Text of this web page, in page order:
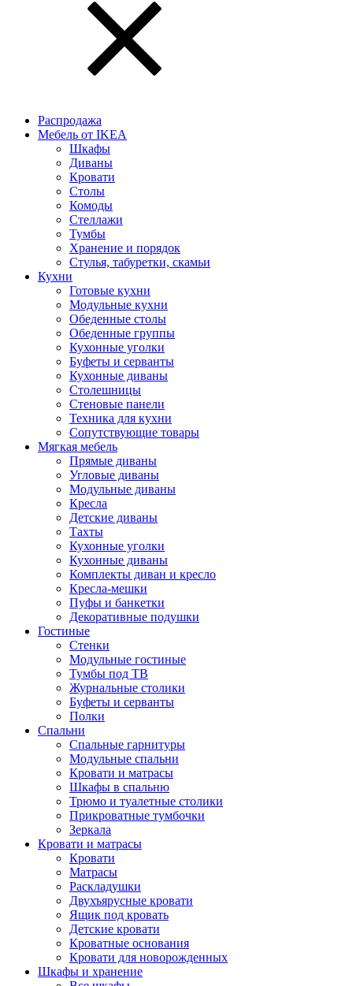
Распродажа
Мебель от IKEA
Шкафы
Диваны
Кровати
Столы
Комоды
Стеллажи
Тумбы
Хранение и порядок
Стулья, табуретки, скамьи
Кухни
Готовые кухни
Модульные кухни
Обеденные столы
Обеденные группы
Кухонные уголки
Буфеты и серванты
Кухонные диваны
Столешницы
Стеновые панели
Техника для кухни
Сопутствующие товары
Мягкая мебель
Прямые диваны
Угловые диваны
Модульные диваны
Кресла
Детские диваны
Тахты
Кухонные уголки
Кухонные диваны
Комплекты диван и кресло
Кресла-мешки
Пуфы и банкетки
Декоративные подушки
Гостиные
Стенки
Модульные гостиные
Тумбы под ТВ
Журнальные столики
Буфеты и серванты
Полки
Спальни
Спальные гарнитуры
Модульные спальни
Кровати и матрасы
Шкафы в спальню
Трюмо и туалетные столики
Прикроватные тумбочки
Зеркала
Кровати и матрасы
Кровати
Матрасы
Раскладушки
Двухъярусные кровати
Ящик под кровать
Детские кровати
Кроватные основания
Кровати для новорожденных
Шкафы и хранение